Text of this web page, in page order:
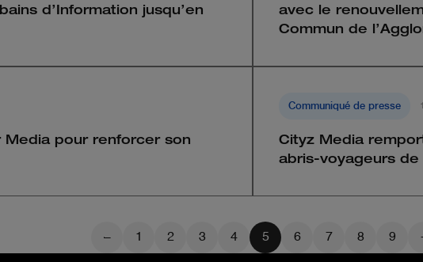
d’Information jusqu’en
avec le
Commun de
Media pour renforcer son
Communiqué de presse
Cityz Media
abris-voyageurs de
1 2 3 4 5 6 7 8 9